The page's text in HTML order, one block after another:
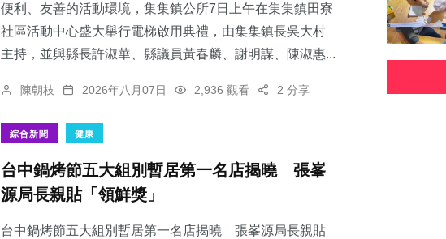
便利、友善的活動環境，集集鎮公所7日上午在集集鎮田寮
社區活動中心盛大舉行電梯啟用典禮，由集集鎮長吳大村
主持，並與縣長許淑華、縣議員黃春麟、謝明謀、陳淑惠...
陳朝枝 2026年八月07日 2,936 觀看 2 分享
綜合新聞 健康
台中鍋烤節五大組別暫居第一名店揭曉 張峯
源局長親貼「領鮮獎」
台中鍋烤節五大組別暫居第一名店揭曉 張峯源局長親貼